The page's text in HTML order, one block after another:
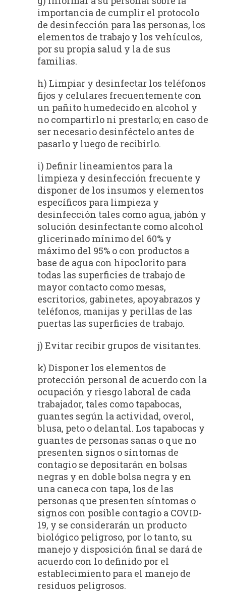
importancia de cumplir el protocolo
de desinfección para las personas, los
elementos de trabajo y los vehículos,
por su propia salud y la de sus
familias.
h) Limpiar y desinfectar los teléfonos
fijos y celulares frecuentemente con
un pañito humedecido en alcohol y
no compartirlo ni prestarlo; en caso de
ser necesario desinféctelo antes de
pasarlo y luego de recibirlo.
i) Definir lineamientos para la
limpieza y desinfección frecuente y
disponer de los insumos y elementos
específicos para limpieza y
desinfección tales como agua, jabón y
solución desinfectante como alcohol
glicerinado mínimo del 60% y
máximo del 95% o con productos a
base de agua con hipoclorito para
todas las superficies de trabajo de
mayor contacto como mesas,
escritorios, gabinetes, apoyabrazos y
teléfonos, manijas y perillas de las
puertas las superficies de trabajo.
j) Evitar recibir grupos de visitantes.
k) Disponer los elementos de
protección personal de acuerdo con la
ocupación y riesgo laboral de cada
trabajador, tales como tapabocas,
guantes según la actividad, overol,
blusa, peto o delantal. Los tapabocas y
guantes de personas sanas o que no
presenten signos o síntomas de
contagio se depositarán en bolsas
negras y en doble bolsa negra y en
una caneca con tapa, los de las
personas que presenten síntomas o
signos con posible contagio a COVID-
19, y se considerarán un producto
biológico peligroso, por lo tanto, su
manejo y disposición final se dará de
acuerdo con lo definido por el
establecimiento para el manejo de
residuos peligrosos.